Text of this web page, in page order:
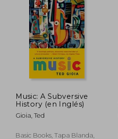
$ 23.28
Music: A Subversive
History (en Inglés)
Gioia, Ted
Basic Books, Tapa Blanda,